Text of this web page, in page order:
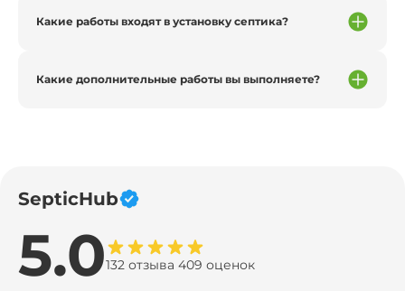
Какие работы входят в установку септика?
Какие дополнительные работы вы выполняете?
SepticHub
5.0132 отзыва 409 оценок